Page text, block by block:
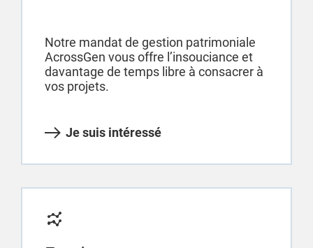
Notre mandat de gestion patrimoniale
AcrossGen vous offre l’insouciance et
davantage de temps libre à consacrer à
vos projets.
Je suis intéressé